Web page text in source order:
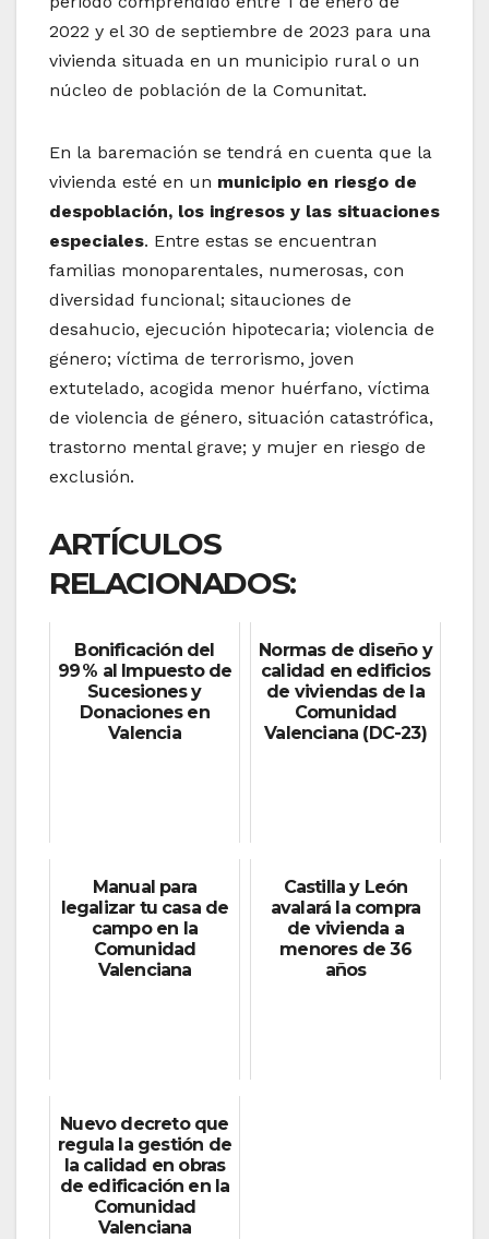
2022 y el 30 de septiembre de 2023 para una
vivienda situada en un municipio rural o un
núcleo de población de la Comunitat.
En la baremación se tendrá en cuenta que la
vivienda esté en un municipio en riesgo de
despoblación, los ingresos y las situaciones
especiales. Entre estas se encuentran
familias monoparentales, numerosas, con
diversidad funcional; sitauciones de
desahucio, ejecución hipotecaria; violencia de
género; víctima de terrorismo, joven
extutelado, acogida menor huérfano, víctima
de violencia de género, situación catastrófica,
trastorno mental grave; y mujer en riesgo de
exclusión.
ARTÍCULOS
RELACIONADOS:
Bonificación del
99 % al Impuesto de
Sucesiones y
Donaciones en
Valencia
Normas de diseño y
calidad en edificios
de viviendas de la
Comunidad
Valenciana (DC-23)
Manual para
legalizar tu casa de
campo en la
Comunidad
Valenciana
Castilla y León
avalará la compra
de vivienda a
menores de 36
años
Nuevo decreto que
regula la gestión de
la calidad en obras
de edificación en la
Comunidad
Valenciana